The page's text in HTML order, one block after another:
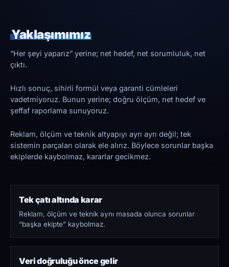
Yaklaşımımız
“Her şeyi yaparız” yerine; net hedef, net sorumluluk, net
çıktı.
Hızlı sonuç, sihirli formül veya garanti cümleleri
vadetmiyoruz. Bunun yerine; doğru ölçüm, net hedef ve
şeffaf raporlama sunuyoruz.
Reklam, ölçüm ve teknik altyapıyı ayrı ayrı değil; tek
sistemin parçaları olarak ele alırız. Böylece sorunlar başka
ekiplerde kaybolmaz, kararlar gecikmez.
Tek çatı altında karar
Reklam, ölçüm ve teknik aynı masada olunca sorunlar
“başka ekipte” kaybolmaz.
Veri doğruluğu önce gelir